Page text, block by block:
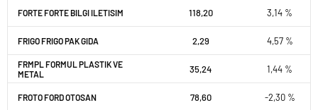
FORTE FORTE BILGI ILETISIM 118,20 3,14 %
FRIGO FRIGO PAK GIDA 2,29 4,57 %
FRMPL FORMUL PLASTIK VE
METAL
35,24 1,44 %
FROTO FORD OTOSAN 78,60 -2,30 %